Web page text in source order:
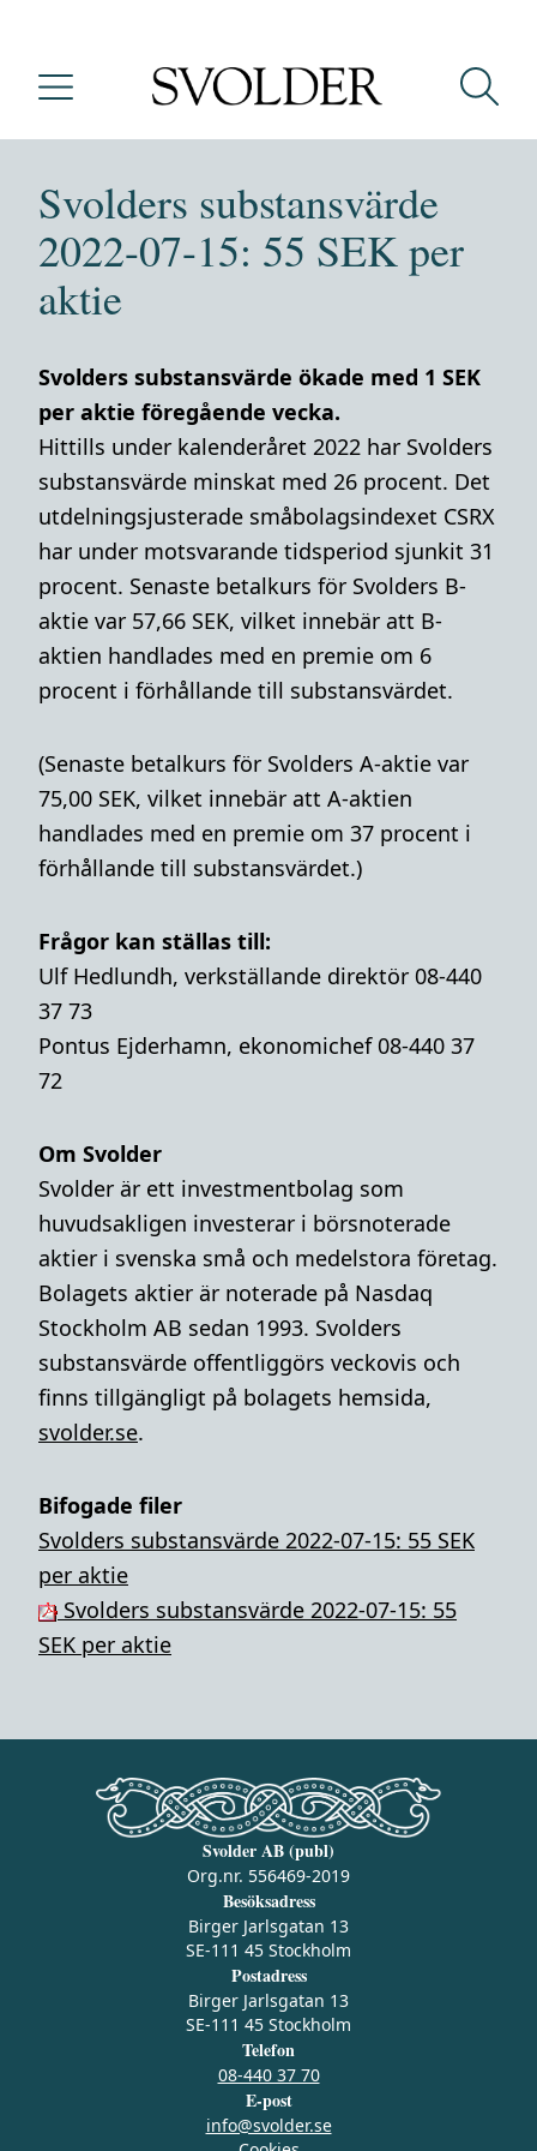
Svolders substansvärde
2022-07-15: 55 SEK per
aktie
Svolders substansvärde ökade med 1 SEK
per aktie föregående vecka.
Hittills under kalenderåret 2022 har Svolders
substansvärde minskat med 26 procent. Det
utdelningsjusterade småbolagsindexet CSRX
har under motsvarande tidsperiod sjunkit 31
procent. Senaste betalkurs för Svolders B-
aktie var 57,66 SEK, vilket innebär att B-
aktien handlades med en premie om 6
procent i förhållande till substansvärdet.
(Senaste betalkurs för Svolders A-aktie var
75,00 SEK, vilket innebär att A-aktien
handlades med en premie om 37 procent i
förhållande till substansvärdet.)
Frågor kan ställas till:
Ulf Hedlundh, verkställande direktör 08-440
37 73
Pontus Ejderhamn, ekonomichef 08-440 37
72
Om Svolder
Svolder är ett investmentbolag som
huvudsakligen investerar i börsnoterade
aktier i svenska små och medelstora företag.
Bolagets aktier är noterade på Nasdaq
Stockholm AB sedan 1993. Svolders
substansvärde offentliggörs veckovis och
finns tillgängligt på bolagets hemsida,
svolder.se.
Bifogade filer
Svolders substansvärde 2022-07-15: 55 SEK
per aktie
Svolders substansvärde 2022-07-15: 55
SEK per aktie
Svolder AB (publ)
Org.nr. 556469-2019
Besöksadress
Birger Jarlsgatan 13
SE-111 45 Stockholm
Postadress
Birger Jarlsgatan 13
SE-111 45 Stockholm
Telefon
08-440 37 70
E-post
info@svolder.se